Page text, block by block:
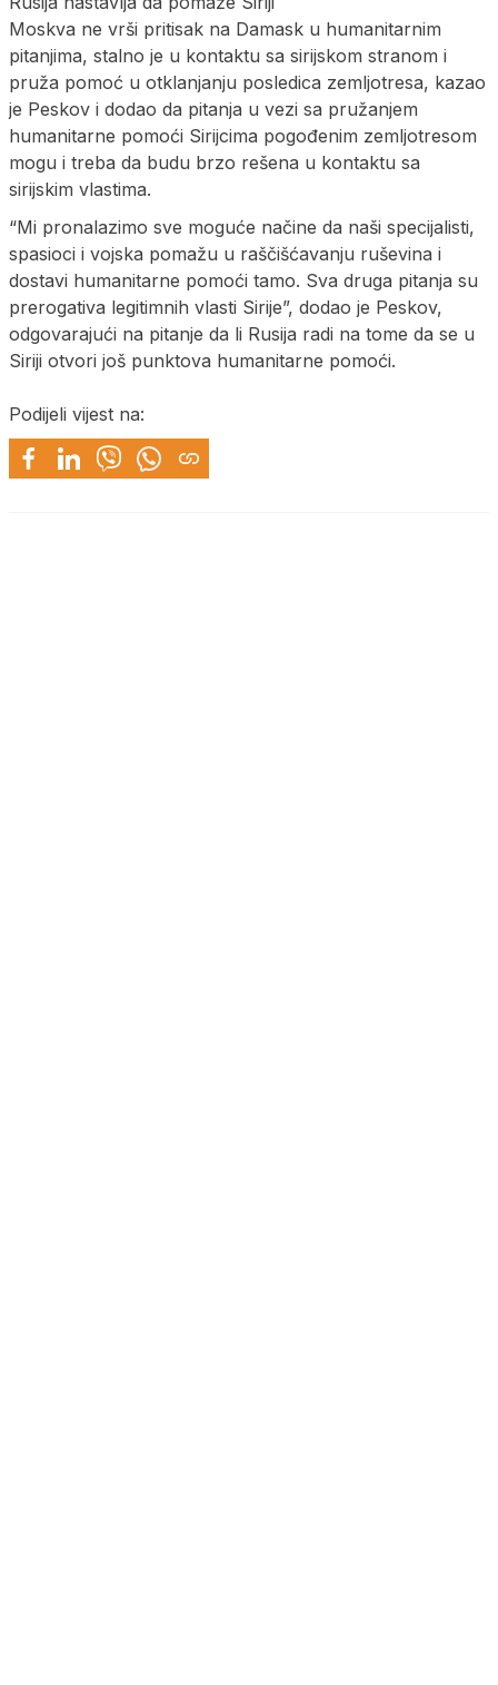
Moskva ne vrši pritisak na Damask u humanitarnim
pitanjima, stalno je u kontaktu sa sirijskom stranom i
pruža pomoć u otklanjanju posledica zemljotresa, kazao
je Peskov i dodao da pitanja u vezi sa pružanjem
humanitarne pomoći Sirijcima pogođenim zemljotresom
mogu i treba da budu brzo rešena u kontaktu sa
sirijskim vlastima.
“Mi pronalazimo sve moguće načine da naši specijalisti,
spasioci i vojska pomažu u raščišćavanju ruševina i
dostavi humanitarne pomoći tamo. Sva druga pitanja su
prerogativa legitimnih vlasti Sirije”, dodao je Peskov,
odgovarajući na pitanje da li Rusija radi na tome da se u
Siriji otvori još punktova humanitarne pomoći.
Podijeli vijest na: